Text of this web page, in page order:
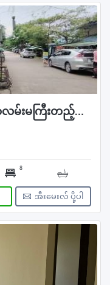
မြေ+အိမ် ထောင့်ကွက်ရှု့ခင်းသာလမ်းမကြီးတည့်‌ပေါက် လမ်းသန့်လမ်းကျယ် နေရာကောင်း
8
အီးမေးလ် ပို့ပါ